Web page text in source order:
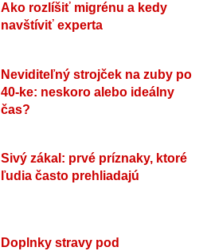
Ako rozlíšiť migrénu a kedy
navštíviť experta
Neviditeľný strojček na zuby po
40-ke: neskoro alebo ideálny
čas?
Sivý zákal: prvé príznaky, ktoré
ľudia často prehliadajú
Doplnky stravy pod